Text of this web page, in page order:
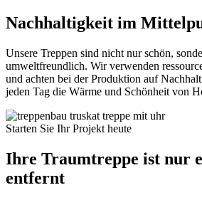
Nachhaltigkeit im
Unsere Treppen sind nicht nur schön,
umweltfreundlich. Wir verwenden
und achten bei der Produktion auf
jeden Tag die Wärme und Schönheit von
Starten Sie Ihr Projekt heute
Ihre Traumtreppe ist nur
entfernt